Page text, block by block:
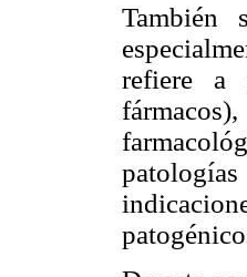
También
refiere a